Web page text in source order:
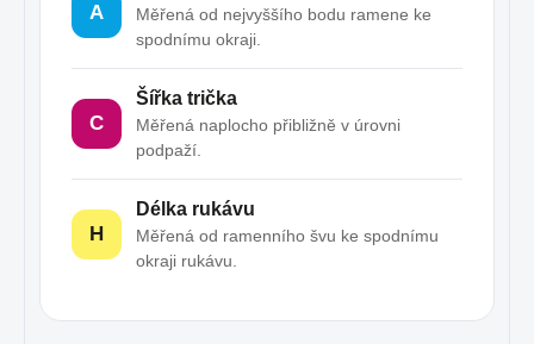
A
Měřená od nejvyššího bodu ramene ke
spodnímu okraji.
C
Šířka trička
Měřená naplocho přibližně v úrovni
podpaží.
H
Délka rukávu
Měřená od ramenního švu ke spodnímu
okraji rukávu.